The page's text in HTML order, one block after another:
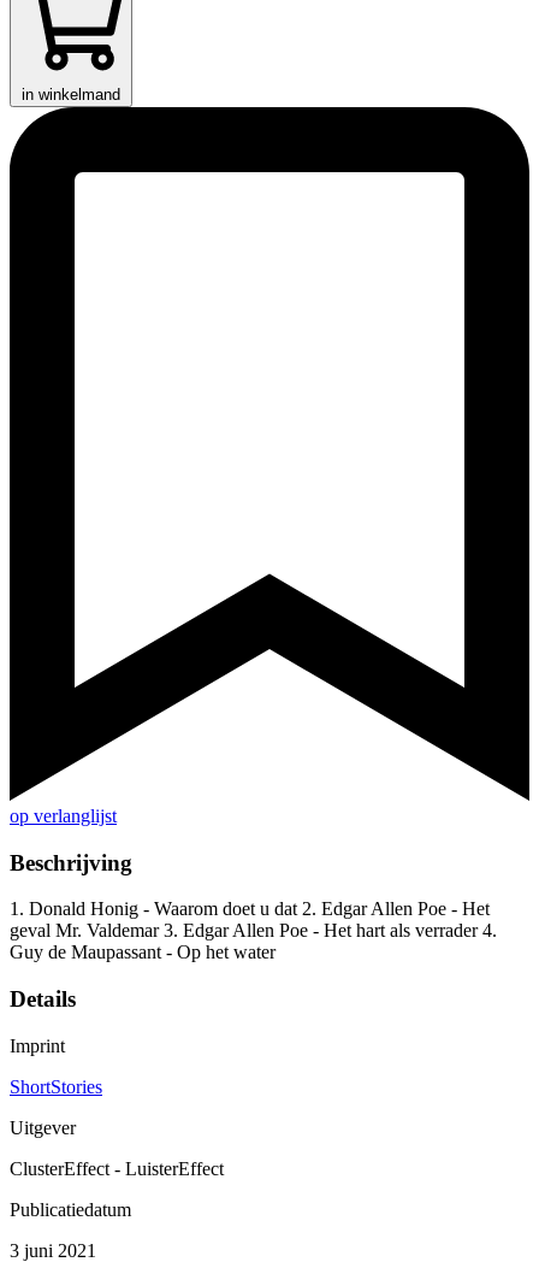
in winkelmand
op verlanglijst
Beschrijving
1. Donald Honig - Waarom doet u dat 2. Edgar Allen Poe - Het
geval Mr. Valdemar 3. Edgar Allen Poe - Het hart als verrader 4.
Guy de Maupassant - Op het water
Details
Imprint
ShortStories
Uitgever
ClusterEffect - LuisterEffect
Publicatiedatum
3 juni 2021